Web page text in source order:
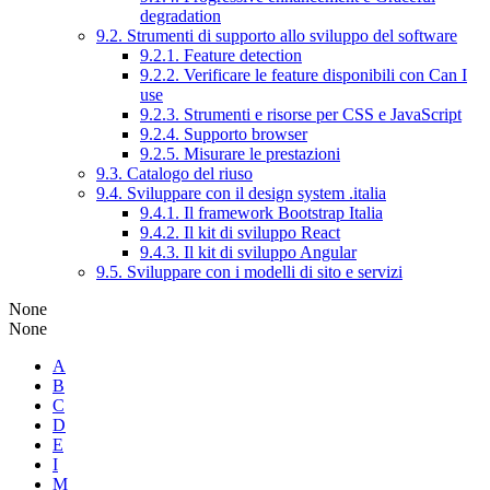
degradation
9.2. Strumenti di supporto allo sviluppo del software
9.2.1. Feature detection
9.2.2. Verificare le feature disponibili con Can I
use
9.2.3. Strumenti e risorse per CSS e JavaScript
9.2.4. Supporto browser
9.2.5. Misurare le prestazioni
9.3. Catalogo del riuso
9.4. Sviluppare con il design system .italia
9.4.1. Il framework Bootstrap Italia
9.4.2. Il kit di sviluppo React
9.4.3. Il kit di sviluppo Angular
9.5. Sviluppare con i modelli di sito e servizi
None
None
A
B
C
D
E
I
M